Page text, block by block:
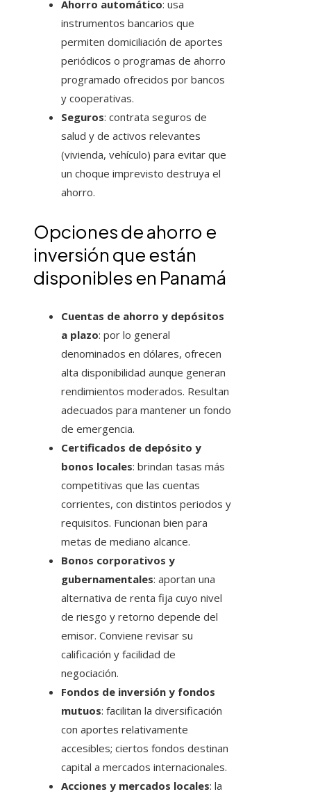
Ahorro automático: usa
instrumentos bancarios que
permiten domiciliación de aportes
periódicos o programas de ahorro
programado ofrecidos por bancos
y cooperativas.
Seguros: contrata seguros de
salud y de activos relevantes
(vivienda, vehículo) para evitar que
un choque imprevisto destruya el
ahorro.
Opciones de ahorro e
inversión que están
disponibles en Panamá
Cuentas de ahorro y depósitos
a plazo: por lo general
denominados en dólares, ofrecen
alta disponibilidad aunque generan
rendimientos moderados. Resultan
adecuados para mantener un fondo
de emergencia.
Certificados de depósito y
bonos locales: brindan tasas más
competitivas que las cuentas
corrientes, con distintos periodos y
requisitos. Funcionan bien para
metas de mediano alcance.
Bonos corporativos y
gubernamentales: aportan una
alternativa de renta fija cuyo nivel
de riesgo y retorno depende del
emisor. Conviene revisar su
calificación y facilidad de
negociación.
Fondos de inversión y fondos
mutuos: facilitan la diversificación
con aportes relativamente
accesibles; ciertos fondos destinan
capital a mercados internacionales.
Acciones y mercados locales: la